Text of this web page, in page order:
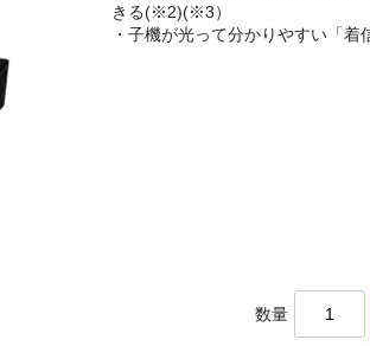
きる(※2)(※3）
・子機が光って分かりやすい「着
数量